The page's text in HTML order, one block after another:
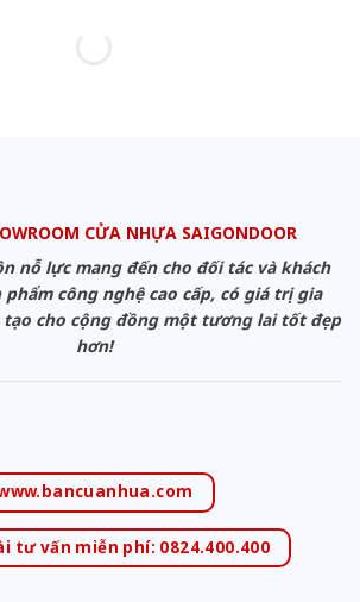
CỬA NHỰA SAIGONDOOR
nỗ lực mang đến cho đối tác và khách
công nghệ cao cấp, có giá trị gia
tạo cho cộng đồng một tương lai tốt đẹp
hơn!
tư vấn miễn phí: 0824.400.400